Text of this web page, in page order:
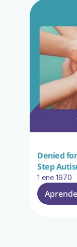
Denied
Step
1 ene 1970